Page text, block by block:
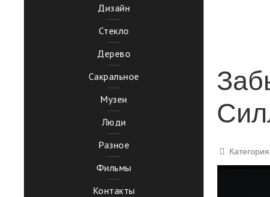
Дизайн
Стекло
Дерево
Сакральное
Музеи
Люди
Разное
Фильмы
Контакты